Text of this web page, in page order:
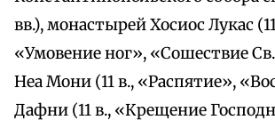
вв.), монастырей Хосиос Лукас
«Умовение ног», «Сошествие
Неа Мони (11 в., «Распятие»,
Дафни (11 в., «Крещение